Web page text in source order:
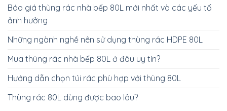
Báo giá thùng rác nhà bếp 80L mới nhất và các yếu tố
ảnh hưởng
Những ngành nghề nên sử dụng thùng rác HDPE 80L
Mua thùng rác nhà bếp 80L ở đâu uy tín?
Hướng dẫn chọn túi rác phù hợp với thùng 80L
Thùng rác 80L dùng được bao lâu?